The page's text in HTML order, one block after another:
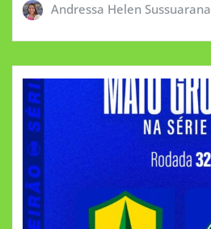
Andressa Helen Sussuarana